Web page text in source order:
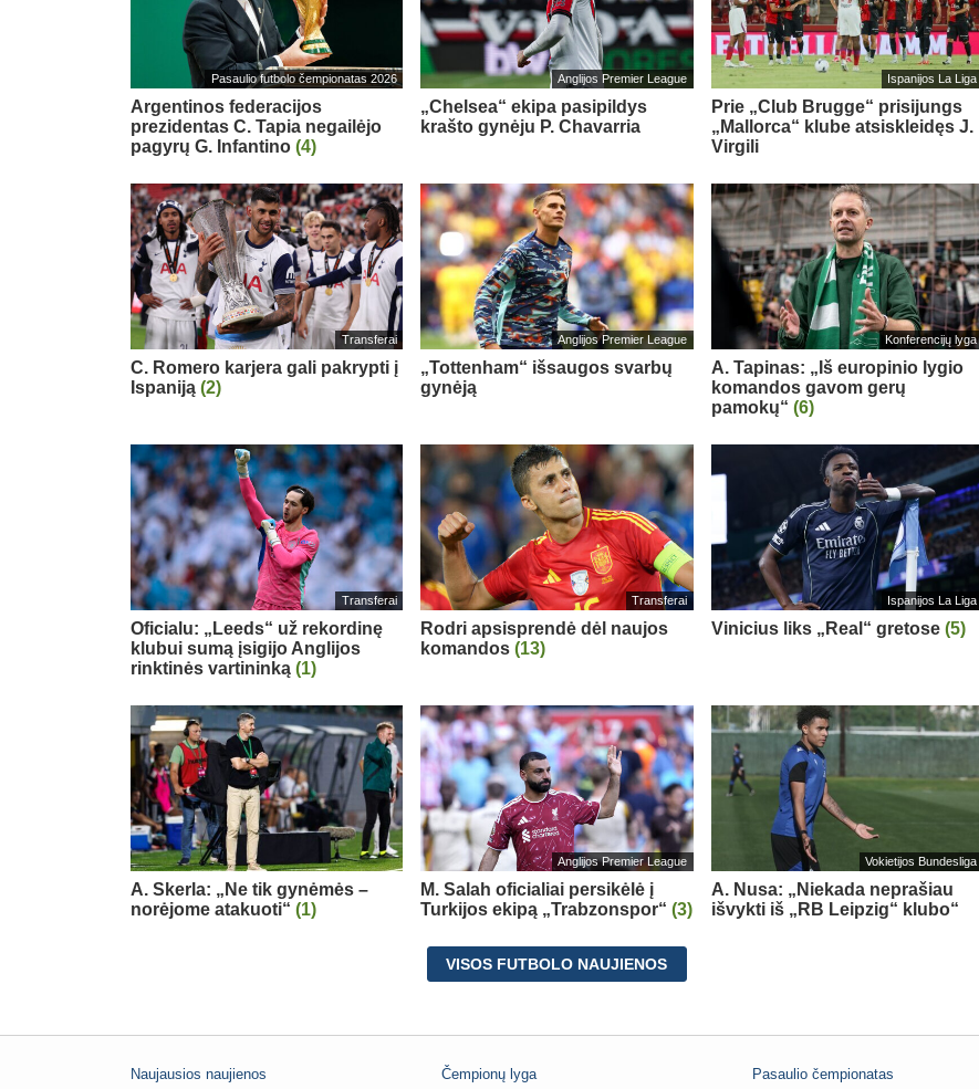
Pasaulio futbolo čempionatas 2026
Argentinos federacijos
prezidentas C. Tapia negailėjo
pagyrų G. Infantino (4)
Anglijos Premier League
„Chelsea“ ekipa pasipildys
krašto gynėju P. Chavarria
Ispanijos La Liga
Prie „Club Brugge“ prisijungs
„Mallorca“ klube atsiskleidęs J.
Virgili
Transferai
C. Romero karjera gali pakrypti į
Ispaniją (2)
Anglijos Premier League
„Tottenham“ išsaugos svarbų
gynėją
Konferencijų lyga
A. Tapinas: „Iš europinio lygio
komandos gavom gerų
pamokų“ (6)
Transferai
Oficialu: „Leeds“ už rekordinę
klubui sumą įsigijo Anglijos
rinktinės vartininką (1)
Transferai
Rodri apsisprendė dėl naujos
komandos(13)
Ispanijos La Liga
Vinicius liks „Real“ gretose (5)
A. Skerla: „Ne tik gynėmės –
norėjome atakuoti“ (1)
Anglijos Premier League
M. Salah oficialiai persikėlė į
Turkijos ekipą „Trabzonspor“(3)
Vokietijos Bundesliga
A. Nusa: „Niekada neprašiau
išvykti iš „RB Leipzig“ klubo“
VISOS FUTBOLO NAUJIENOS
Naujausios naujienos
Čempionų lyga
Pasaulio čempionatas